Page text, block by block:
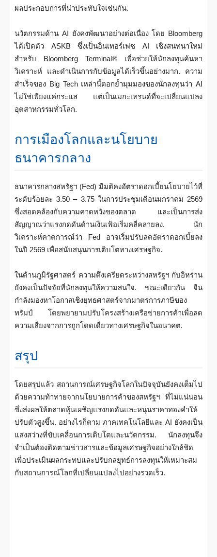
ผลประกอบการที่น่าประทับใจเช่นกัน.
นวัตกรรมด้าน AI ยังคงพัฒนาอย่างต่อเนื่อง โดย Bloomberg
ได้เปิดตัว ASKB ซึ่งเป็นอินเทอร์เฟซ AI เชิงสนทนาใหม่
สำหรับ Bloomberg Terminal® เพื่อช่วยให้นักลงทุนค้นหา
วิเคราะห์ และดำเนินการกับข้อมูลได้เร็วขึ้นอย่างมาก. ความ
สำเร็จของ Big Tech เหล่านี้ตอกย้ำมุมมองของนักลงทุนว่า AI
ไม่ใช่เพียงแค่กระแส แต่เป็นเมกะเทรนด์ที่จะเปลี่ยนแปลง
อุตสาหกรรมทั่วโลก.
การเมืองโลกและนโยบาย
ธนาคารกลาง
ธนาคารกลางสหรัฐฯ (Fed) มีมติคงอัตราดอกเบี้ยนโยบายไว้ที่
ระดับร้อยละ 3.50 – 3.75 ในการประชุมเดือนมกราคม 2569
ซึ่งสอดคล้องกับความคาดหวังของตลาด และเป็นการส่ง
สัญญาณว่าแรงกดดันด้านเงินเฟ้อเริ่มคลี่คลายลง. นัก
วิเคราะห์คาดการณ์ว่า Fed อาจเริ่มปรับลดอัตราดอกเบี้ยลง
ในปี 2569 เพื่อสนับสนุนการเติบโตทางเศรษฐกิจ.
ในด้านภูมิรัฐศาสตร์ ความตึงเครียดระหว่างสหรัฐฯ กับอิหร่าน
ยังคงเป็นปัจจัยที่นักลงทุนให้ความสนใจ. ขณะเดียวกัน จีน
กำลังมองหาโอกาสเชิงยุทธศาสตร์จากมาตรการภาษีของ
ทรัมป์ โดยพยายามปรับโครงสร้างเครือข่ายการค้าเพื่อลด
ความเสี่ยงจากการถูกโดดเดี่ยวทางเศรษฐกิจในอนาคต.
สรุป
โดยสรุปแล้ว สถานการณ์เศรษฐกิจโลกในปัจจุบันยังคงเต็มไป
ด้วยความท้าทายจากนโยบายการค้าของสหรัฐฯ ที่ไม่แน่นอน
ซึ่งส่งผลให้ตลาดหุ้นเผชิญแรงกดดันและหนุนราคาทองคำให้
ปรับตัวสูงขึ้น. อย่างไรก็ตาม ภาคเทคโนโลยีและ AI ยังคงเป็น
แสงสว่างที่ขับเคลื่อนการเติบโตและนวัตกรรม. นักลงทุนจึง
จำเป็นต้องติดตามข่าวสารและข้อมูลเศรษฐกิจอย่างใกล้ชิด
เพื่อประเมินผลกระทบและปรับกลยุทธ์การลงทุนให้เหมาะสม
กับสถานการณ์โลกที่เปลี่ยนแปลงไปอย่างรวดเร็ว.